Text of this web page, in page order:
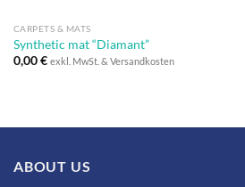
CARPETS & MATS
Synthetic mat “Diamant”
0,00€ exkl. MwSt. & Versandkosten
ABOUT US